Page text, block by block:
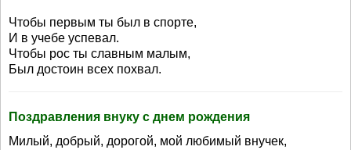
Чтобы первым ты был в спорте,
И в учебе успевал.
Чтобы рос ты славным малым,
Был достоин всех похвал.
Поздравления внуку с днем рождения
Милый, добрый, дорогой, мой любимый внучек,